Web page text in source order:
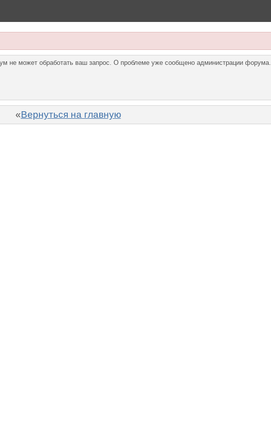
не может обработать ваш запрос. О проблеме уже сообщено администрации форума.
«Вернуться на главную